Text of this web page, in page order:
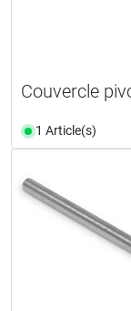
Couvercle
1 Article(s)